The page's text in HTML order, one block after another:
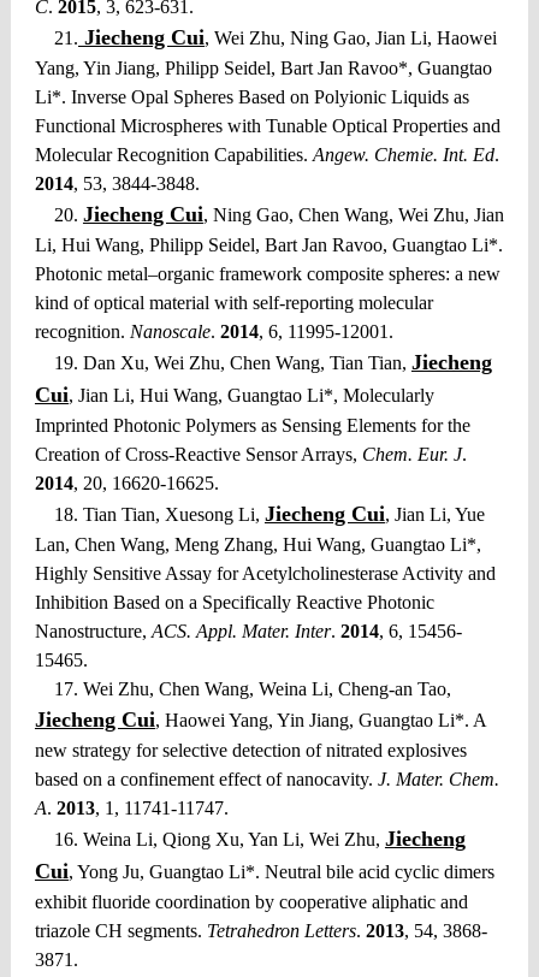
C. 2015, 3, 623-631.
21. Jiecheng Cui, Wei Zhu, Ning Gao, Jian Li, Haowei
Yang, Yin Jiang, Philipp Seidel, Bart Jan Ravoo*, Guangtao
Li*. Inverse Opal Spheres Based on Polyionic Liquids as
Functional Microspheres with Tunable Optical Properties and
Molecular Recognition Capabilities. Angew. Chemie. Int. Ed.
2014, 53, 3844-3848.
20. Jiecheng Cui, Ning Gao, Chen Wang, Wei Zhu, Jian
Li, Hui Wang, Philipp Seidel, Bart Jan Ravoo, Guangtao Li*.
Photonic metal–organic framework composite spheres: a new
kind of optical material with self-reporting molecular
recognition. Nanoscale. 2014, 6, 11995-12001.
19. Dan Xu, Wei Zhu, Chen Wang, Tian Tian, Jiecheng
Cui, Jian Li, Hui Wang, Guangtao Li*, Molecularly
Imprinted Photonic Polymers as Sensing Elements for the
Creation of Cross-Reactive Sensor Arrays, Chem. Eur. J.
2014, 20, 16620-16625.
18. Tian Tian, Xuesong Li, Jiecheng Cui, Jian Li, Yue
Lan, Chen Wang, Meng Zhang, Hui Wang, Guangtao Li*,
Highly Sensitive Assay for Acetylcholinesterase Activity and
Inhibition Based on a Specifically Reactive Photonic
Nanostructure, ACS. Appl. Mater. Inter. 2014, 6, 15456-
15465.
17. Wei Zhu, Chen Wang, Weina Li, Cheng-an Tao,
Jiecheng Cui, Haowei Yang, Yin Jiang, Guangtao Li*. A
new strategy for selective detection of nitrated explosives
based on a confinement effect of nanocavity. J. Mater. Chem.
A. 2013, 1, 11741-11747.
16. Weina Li, Qiong Xu, Yan Li, Wei Zhu, Jiecheng
Cui, Yong Ju, Guangtao Li*. Neutral bile acid cyclic dimers
exhibit fluoride coordination by cooperative aliphatic and
triazole CH segments. Tetrahedron Letters. 2013, 54, 3868-
3871.